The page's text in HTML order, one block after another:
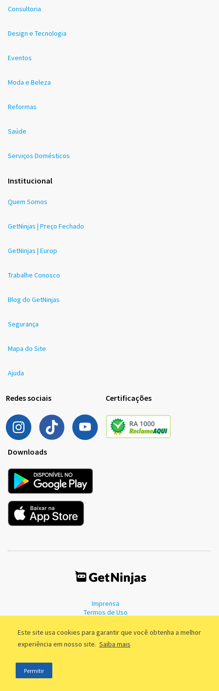
Este site usa cookies para garantir que você obtenha a melhor
experiência em nosso site. Saiba mais
Permitir
Consultoria
Design e Tecnologia
Eventos
Moda e Beleza
Reformas
Saúde
Serviços Domésticos
Institucional
Quem Somos
GetNinjas | Preço Fechado
GetNinjas | Europ
Trabalhe Conosco
Blog do GetNinjas
Segurança
Mapa do Site
Ajuda
Redes sociais Certificações
Downloads
Imprensa
Termos de Uso
©2011 - 2026, GetNinjas LTDA. CNPJ 55.744.877/0001-89 - Rua Dr.
Fernandes Coelho, 85 - 3º andar - São Paulo/SP - Brasil